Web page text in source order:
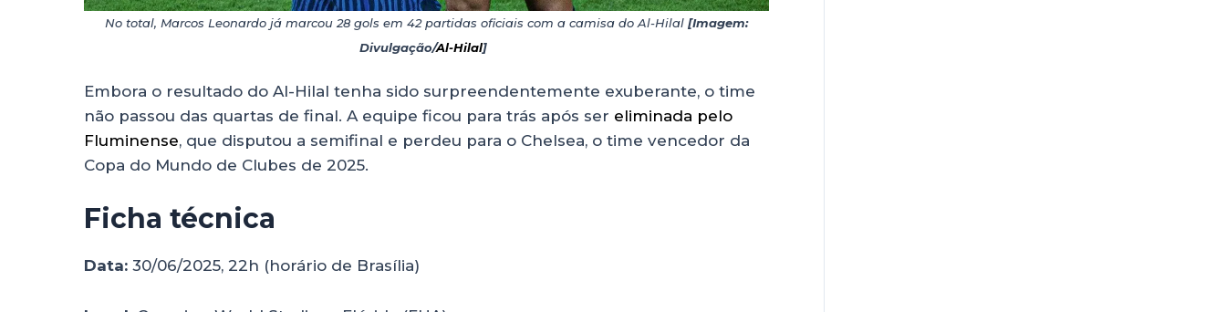
No total, Marcos Leonardo já marcou 28 gols em 42 partidas oficiais com a camisa do Al-Hilal [Imagem:
Divulgação/Al-Hilal]
Embora o resultado do Al-Hilal tenha sido surpreendentemente exuberante, o time
não passou das quartas de final. A equipe ficou para trás após ser eliminada pelo
Fluminense, que disputou a semifinal e perdeu para o Chelsea, o time vencedor da
Copa do Mundo de Clubes de 2025.
Ficha técnica
Data: 30/06/2025, 22h (horário de Brasília)